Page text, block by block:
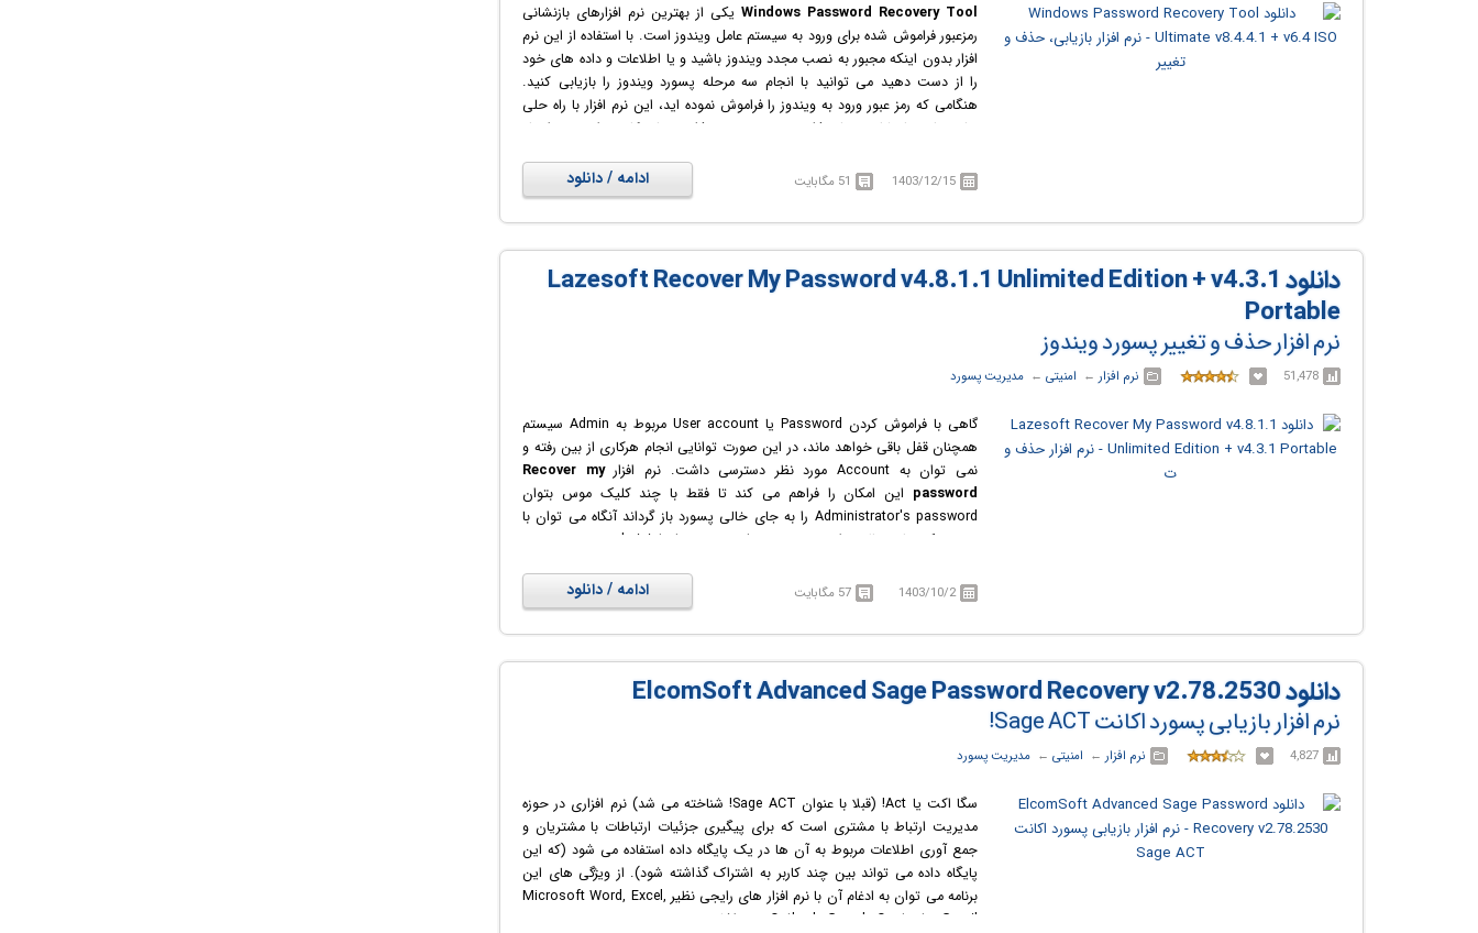
Windows Password Recovery Tool یکی از بهترین نرم افزارهای بازنشانی
رمزعبور فراموش شده برای ورود به سیستم عامل ویندوز است. با استفاده از این نرم
افزار بدون اینکه مجبور به نصب مجدد ویندوز باشید و یا اطلاعات و داده های خود
را از دست دهید می توانید با انجام سه مرحله پسورد ویندوز را بازیابی کنید.
هنگامی که رمز عبور ورود به ویندوز را فراموش نموده اید، این نرم افزار با راه حلی
هایی مانند بازنشانی و یا حذف پسورد ویندوز، حذف حساب کاربری ادمین و ایجاد
این برنامه تنها کافیست آن را نصب نموده و اجرا کنید و سپس با استفاده از
امکاناتی که در رابط کاربری برنامه است یک CD/DVD و یا USB Flash قابل بوت
ایجاد کنید و سپس با استفاده از آن سیستم موردنظر را راه اندازی کنید.
1403/12/15 51 مگابایت ادامه / دانلود
دانلود Lazesoft Recover My Password v4.8.1.1 Unlimited Edition + v4.3.1
Portable
نرم افزار حذف و تغییر پسورد ویندوز
51,478 نرم افزار ← ‏ امنیتی ← ‏ مدیریت پسورد
گاهی با فراموش کردن Password یا User account مربوط به Admin سیستم
همچنان قفل باقی خواهد ماند، در این صورت توانایی انجام هرکاری از بین رفته و
نمی توان به Account مورد نظر دسترسی داشت. نرم افزار
Recover my
password این امکان را فراهم می کند تا فقط با چند کلیک موس بتوان
Administrator's password را به جای خالی پسورد باز گرداند آنگاه می توان با
IBM و .... قابل راه اندازی است.1403/10/2 57 مگابایت ادامه / دانلود
دانلود ElcomSoft Advanced Sage Password Recovery v2.78.2530
نرم افزار بازیابی پسورد اکانت Sage ACT!
4,827 نرم افزار ← ‏ امنیتی ← ‏ مدیریت پسورد
سگا اکت یا Act! (قبلا با عنوان Sage ACT! شناخته می شد) نرم افزاری در حوزه
مدیریت ارتباط با مشتری است که برای پیگیری جزئیات ارتباطات با مشتریان و
جمع آوری اطلاعات مربوط به آن ها در یک پایگاه داده استفاده می شود (که این
پایگاه داده می تواند بین چند کاربر به اشتراک گذاشته شود). از ویژگی های این
برنامه می توان به ادغام آن با نرم افزار های رایجی نظیر Microsoft Word, Excel,
Outlook, Google Contacts, Gmail و ... اشاره نمود.